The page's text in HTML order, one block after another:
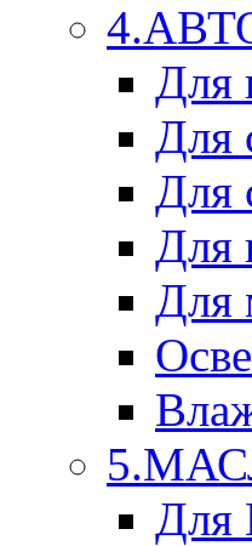
Для
Для
Для
Для
Для